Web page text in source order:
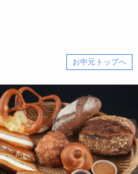
お中元トップへ